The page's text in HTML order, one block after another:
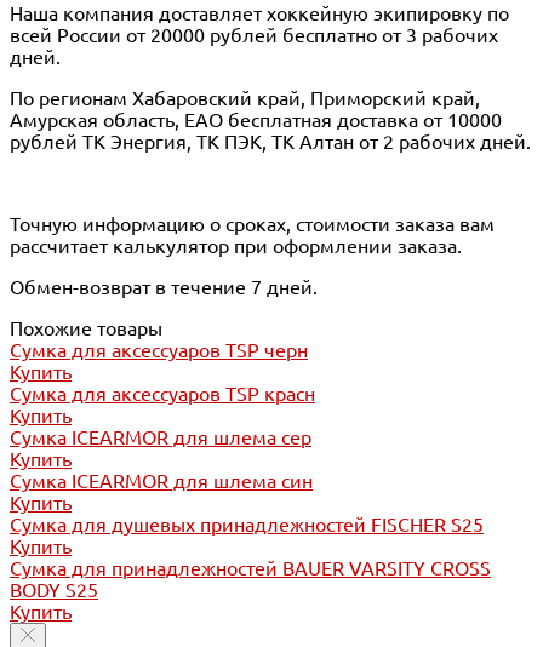
Наша компания доставляет хоккейную экипировку по
всей России от 20000 рублей бесплатно от 3 рабочих
дней.
По регионам Хабаровский край, Приморский край,
Амурская область, ЕАО бесплатная доставка от 10000
рублей ТК Энергия, ТК ПЭК, ТК Алтан от 2 рабочих дней.
Точную информацию о сроках, стоимости заказа вам
рассчитает калькулятор при оформлении заказа.
Обмен-возврат в течение 7 дней.
Похожие товары
Сумка для аксессуаров TSP черн
Купить
Сумка для аксессуаров TSP красн
Купить
Сумка ICEARMOR для шлема сер
Купить
Сумка ICEARMOR для шлема син
Купить
Сумка для душевых принадлежностей FISCHER S25
Купить
Сумка для принадлежностей BAUER VARSITY CROSS
BODY S25
Купить